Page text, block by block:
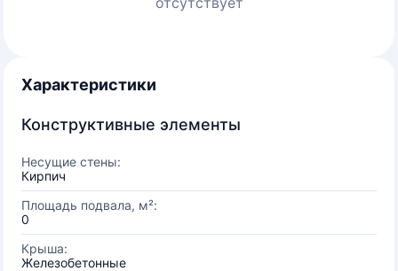
Характеристики
Конструктивные элементы
Несущие стены:
Кирпич
Площадь подвала, м²:
0
Крыша:
Железобетонные